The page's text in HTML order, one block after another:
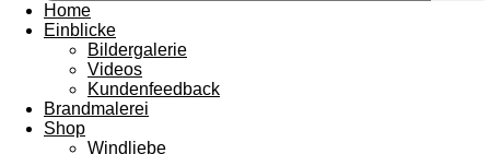
Home
Einblicke
Bildergalerie
Videos
Kundenfeedback
Brandmalerei
Shop
Windliebe